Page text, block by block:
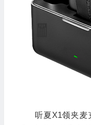
听夏X1领夹麦